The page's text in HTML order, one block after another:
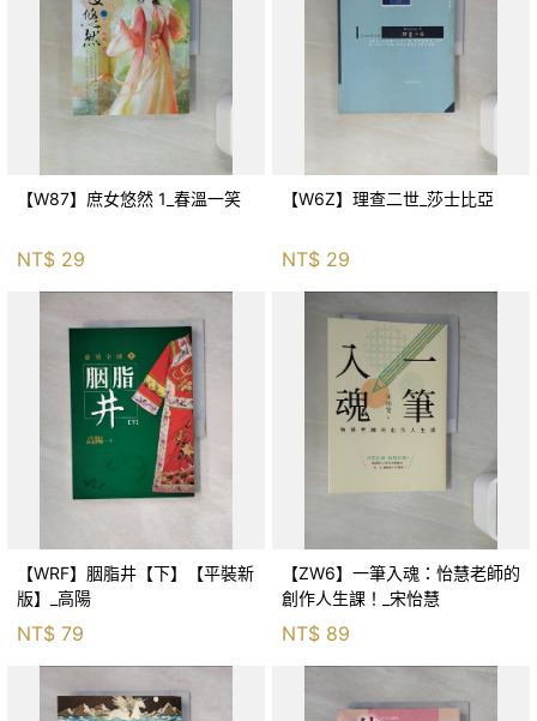
【W87】庶女悠然 1_春溫一笑
NT$ 29
【W6Z】理查二世_莎士比亞
NT$ 29
【WRF】胭脂井【下】【平裝新
版】_高陽
NT$ 79
【ZW6】一筆入魂：怡慧老師的
創作人生課！_宋怡慧
NT$ 89